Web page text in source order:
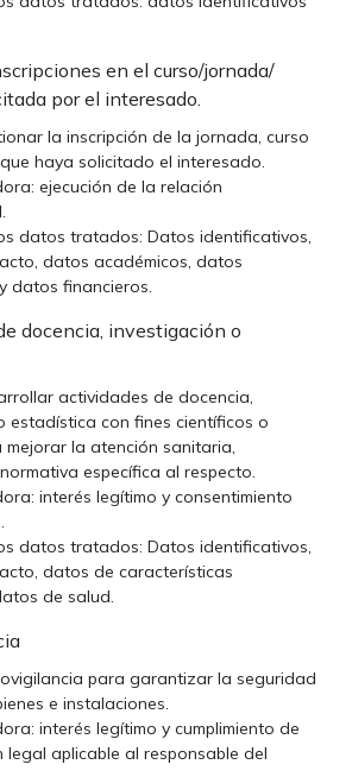
en el curso/jornada/
por el interesado.
la inscripción de la jornada, curso
haya solicitado el interesado.
ejecución de la relación
datos tratados: Datos identificativos,
datos académicos, datos
datos financieros.
docencia, investigación o
actividades de docencia,
estadística con fines científicos o
la atención sanitaria,
específica al respecto.
interés legítimo y consentimiento
datos tratados: Datos identificativos,
datos de características
de salud.
para garantizar la seguridad
e instalaciones.
interés legítimo y cumplimiento de
legal aplicable al responsable del